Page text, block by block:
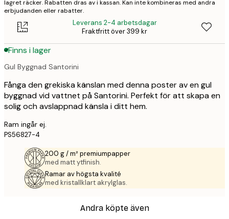
lagret räcker. Rabatten dras av i kassan. Kan inte kombineras med andra
erbjudanden eller rabatter.
Leverans 2-4 arbetsdagar
Fraktfritt över 399 kr
Finns i lager
Gul Byggnad Santorini
Fånga den grekiska känslan med denna poster av en gul
byggnad vid vattnet på Santorini. Perfekt för att skapa en
solig och avslappnad känsla i ditt hem.
Ram ingår ej.
PS56827-4
200 g / m² premiumpapper
med matt ytfinish.
Ramar av högsta kvalité
med kristallklart akrylglas.
Andra köpte även